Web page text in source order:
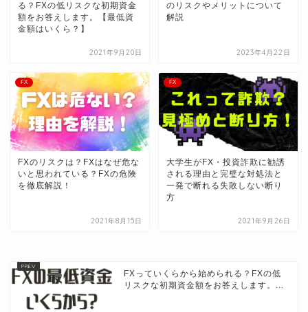
る？FXの低リスクな初期資金
額をお答えします。【最低資
金額はいくら？】
2021年9月20日
のリスクやメリットについて
解説
2023年4月22日
FX
FXのリスクは？FXはなぜ危な
いと思われている？FXの危険
を徹底解説！
2021年8月15日
FX
大学生がFX・投資詐欺に勧誘
される理由と完璧な対処法と
一発で断れる失敗しない断り
方
2021年9月26日
FXっていくらから始められる？FXの低
リスクな初期資金額をお答えします。...